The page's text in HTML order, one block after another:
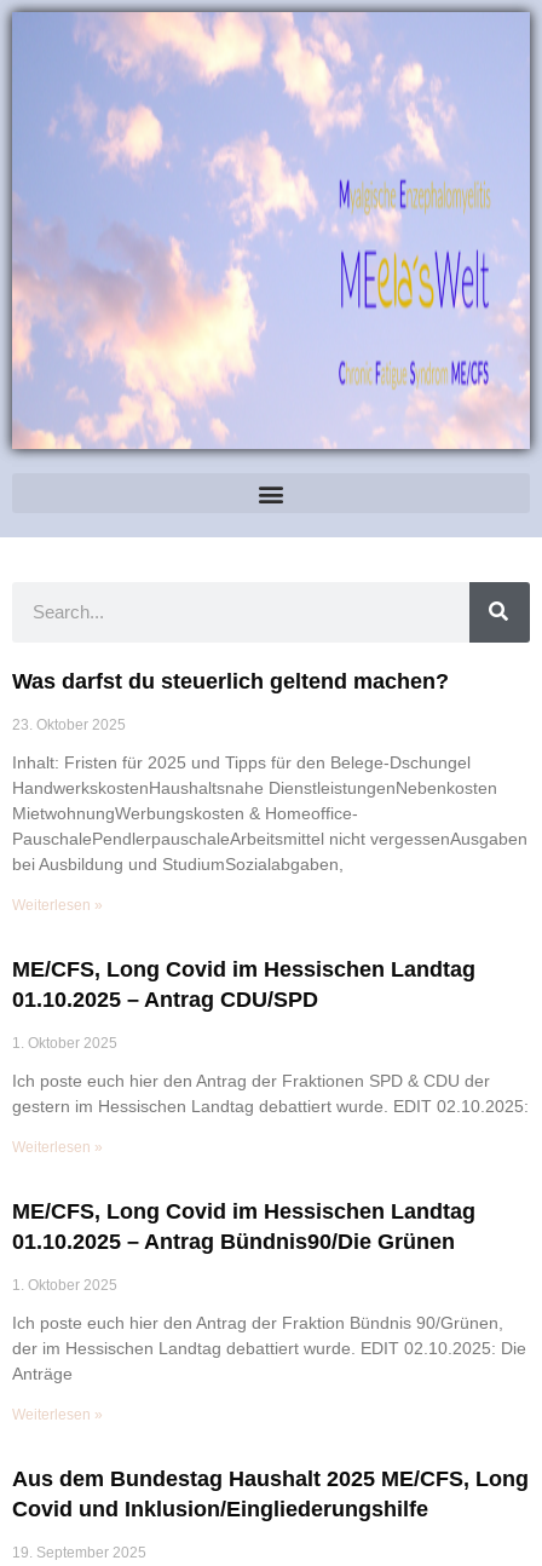
Was darfst du steuerlich geltend machen?
23. Oktober 2025
Inhalt: Fristen für 2025 und Tipps für den Belege-Dschungel
HandwerkskostenHaushaltsnahe DienstleistungenNebenkosten
MietwohnungWerbungskosten & Homeoffice-
PauschalePendlerpauschaleArbeitsmittel nicht vergessenAusgaben
bei Ausbildung und StudiumSozialabgaben,
Weiterlesen »
ME/CFS, Long Covid im Hessischen Landtag
01.10.2025 – Antrag CDU/SPD
1. Oktober 2025
Ich poste euch hier den Antrag der Fraktionen SPD & CDU der
gestern im Hessischen Landtag debattiert wurde. EDIT 02.10.2025:
Weiterlesen »
ME/CFS, Long Covid im Hessischen Landtag
01.10.2025 – Antrag Bündnis90/Die Grünen
1. Oktober 2025
Ich poste euch hier den Antrag der Fraktion Bündnis 90/Grünen,
der im Hessischen Landtag debattiert wurde. EDIT 02.10.2025: Die
Anträge
Weiterlesen »
Aus dem Bundestag Haushalt 2025 ME/CFS, Long
Covid und Inklusion/Eingliederungshilfe
19. September 2025